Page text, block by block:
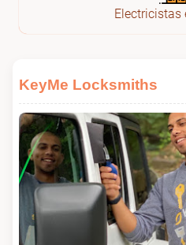
Electricistas
KeyMe Locksmiths